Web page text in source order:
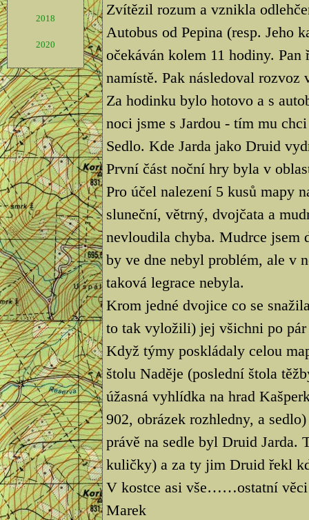
2018
2020
Zvítězil rozum a vznikla
Autobus od Pepina (resp. Jeho
očekáván kolem 11 hodiny.
namístě. Pak následoval
Za hodinku bylo hotovo a s
noci jsme s Jardou - tím mu
Sedlo. Kde Jarda jako Druid
První část noční hry byla v
Pro účel nalezení 5 kusů mapy
sluneční, větrný, dvojčata a
nevloudila chyba. Mudrce jsem
by ve dne nebyl problém, ale v
taková legrace nebyla.
Krom jedné dvojice co se
to tak vyložili) jej všichni po pár
Když týmy poskládaly celou
štolu Naděje (poslední štola
úžasná vyhlídka na hrad
902, obrázek rozhledny, a
právě na sedle byl Druid Jarda.
kuličky) a za ty jim Druid řekl
V kostce asi vše……ostatní věci
Marek